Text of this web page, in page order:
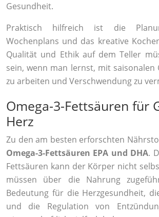
Gesundheit.
Praktisch hilfreich ist die
Wochenplans und das kreative
Qualität und Ethik auf dem Teller
sein, wenn man lernst, mit
zu arbeiten und Verschwendung zu
Omega-3-Fettsäuren für
Herz
Zu den am besten erforschten
Omega-3-Fettsäuren EPA und DHA.
Fettsäuren kann der Körper nicht
müssen über die Nahrung
Bedeutung für die Herzgesundheit,
und die Regulation von